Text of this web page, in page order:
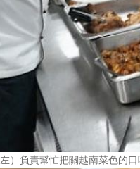
）負責幫忙把關越南菜色的